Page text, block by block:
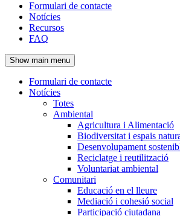
Navegació
principal
de
l'encapçalament
Formulari de contacte
Notícies
Recursos
FAQ
Show main menu
Navegació
principal
Formulari de contacte
Notícies
Totes
Ambiental
Agricultura i Alimentació
Biodiversitat i espais
Desenvolupament
Reciclatge i reutilització
Voluntariat ambiental
Comunitari
Educació en el lleure
Mediació i cohesió social
Participació ciutadana